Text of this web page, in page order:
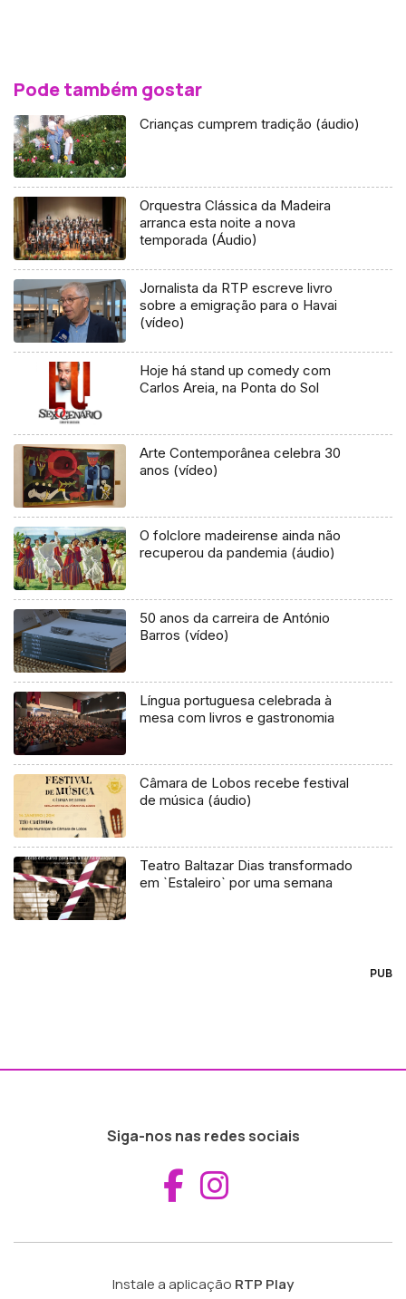
Pode também gostar
Crianças cumprem tradição (áudio)
Orquestra Clássica da Madeira
arranca esta noite a nova
temporada (Áudio)
Jornalista da RTP escreve livro
sobre a emigração para o Havai
(vídeo)
Hoje há stand up comedy com
Carlos Areia, na Ponta do Sol
Arte Contemporânea celebra 30
anos (vídeo)
O folclore madeirense ainda não
recuperou da pandemia (áudio)
50 anos da carreira de António
Barros (vídeo)
Língua portuguesa celebrada à
mesa com livros e gastronomia
Câmara de Lobos recebe festival
de música (áudio)
Teatro Baltazar Dias transformado
em `Estaleiro` por uma semana
PUB
Siga-nos nas redes sociais
Aceder ao
Instale a aplicação RTP Play